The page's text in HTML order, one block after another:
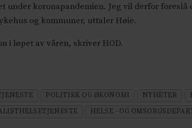
under koronapandemien. Jeg vil derfor foreslå
og kommuner, uttaler Høie.
i løpet av våren, skriver HOD.
POLITIKK OG ØKONOMI NYHETER
HELSE - OG